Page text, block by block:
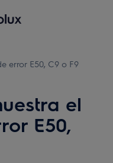
error E50, C9 o F9
el
E50,